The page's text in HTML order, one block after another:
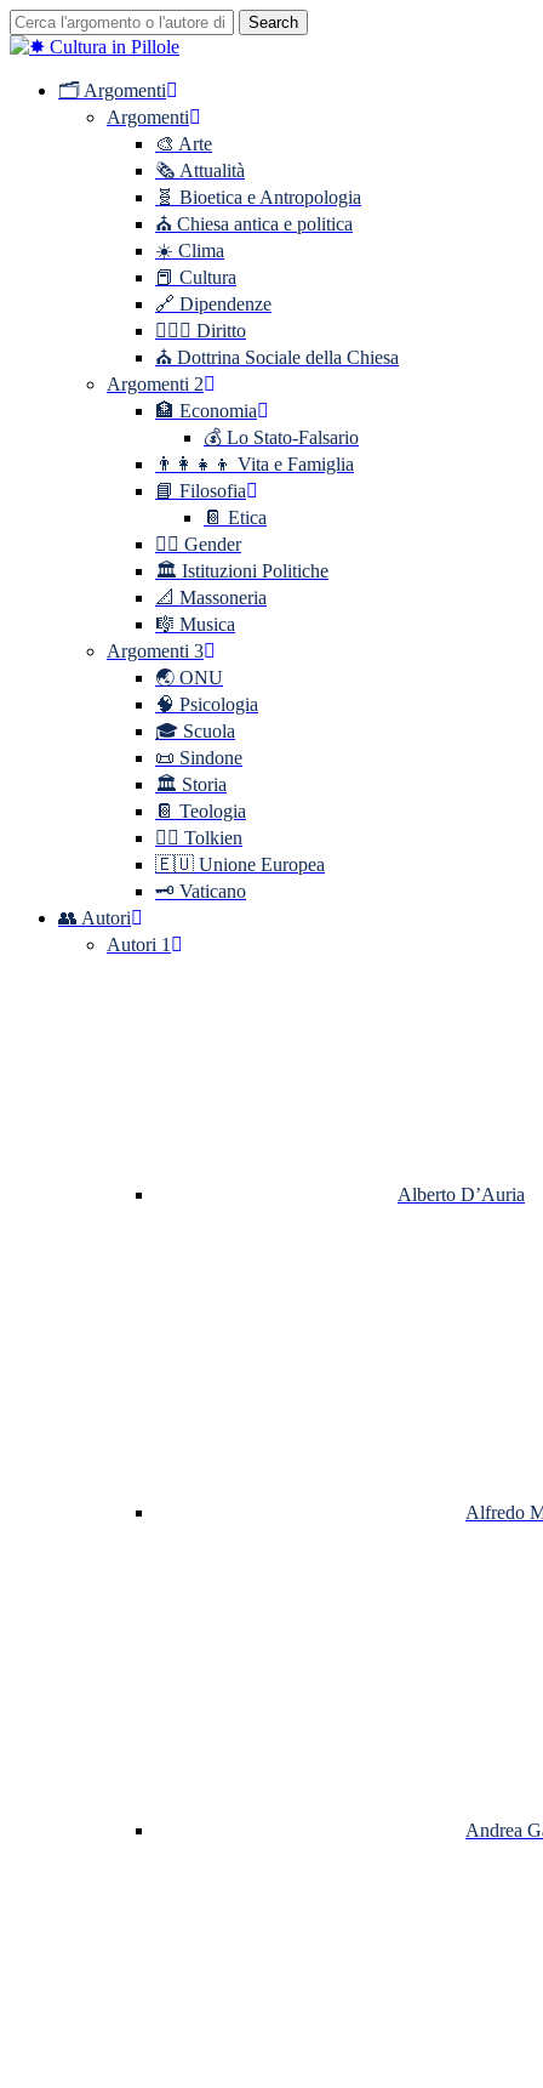
Skip
to
main
content
Search
Close
search
Menu
🗂️ Argomenti
Argomenti
🎨 Arte
🗞️ Attualità
🧬 Bioetica e Antropologia
⛪️ Chiesa antica e politica
☀️ Clima
📕 Cultura
🔗 Dipendenze
👨🏼‍⚖️ Diritto
⛪️ Dottrina Sociale della Chiesa
Argomenti 2
🏦 Economia
💰 Lo Stato-Falsario
👨‍👩‍👧‍👦 Vita e Famiglia
📘 Filosofia
📔 Etica
🏳️‍🌈 Gender
🏛️ Istituzioni Politiche
📐 Massoneria
🎼 Musica
Argomenti 3
🌏 ONU
🧠 Psicologia
🎓 Scuola
📜 Sindone
🏛️ Storia
📔 Teologia
🧝‍♂️ Tolkien
🇪🇺 Unione Europea
🗝️ Vaticano
👥 Autori
Autori 1
Alberto D’Auria
Alfredo
Andrea